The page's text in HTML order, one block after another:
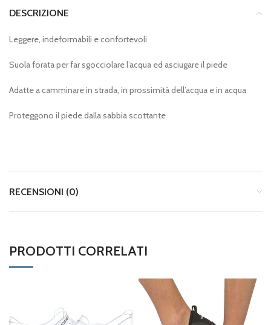
DESCRIZIONE
Leggere, indeformabili e confortevoli
Suola forata per far sgocciolare l’acqua ed asciugare il piede
Adatte a camminare in strada, in prossimità dell’acqua e in acqua
Proteggono il piede dalla sabbia scottante
RECENSIONI (0)
PRODOTTI CORRELATI